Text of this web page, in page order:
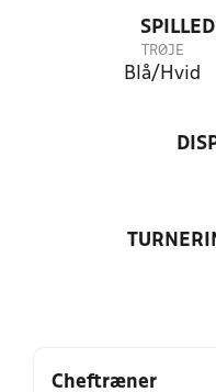
TRØJE
Blå/Hvid
Cheftræner